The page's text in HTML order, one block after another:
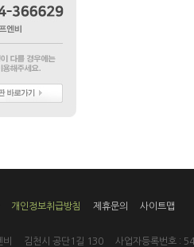
개인정보취급방침 제휴문의 사이트맵
비 김천시 공단1길 130 사업자등록번호 :